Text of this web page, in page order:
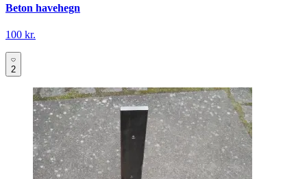
Beton havehegn
100 kr.
2